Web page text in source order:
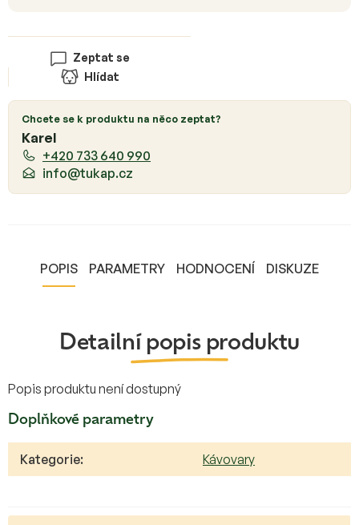
Zeptat se
Hlídat
Chcete se k produktu na něco zeptat?
Karel
+420 733 640 990
info@tukap.cz
POPIS PARAMETRY HODNOCENÍ DISKUZE
Detailní popis produktu
Popis produktu není dostupný
Doplňkové parametry
Kategorie: Kávovary